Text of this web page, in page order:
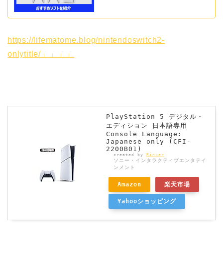
https://lifematome.blog/nintendoswitch2-
onlytitle/」」」」
PlayStation 5 デジタル・
エディション 日本語専用
Console Language:
Japanese only (CFI-
2200B01)
created by Rinker
ソニー・インタラクティブエンタテイ
ンメント
Amazon 楽天市場
Yahooショッピング